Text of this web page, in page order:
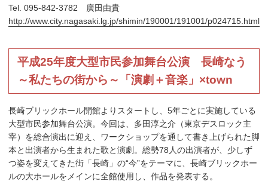
Tel. 095-842-3782 廣田由貴
http://www.city.nagasaki.lg.jp/shimin/190001/191001/p024715.html
平成25年度大型市民参加舞台公演 長崎なう
～私たちの街から～「演劇＋音楽」×town
長崎ブリックホール開館よりスタートし、5年ごとに実施している
大型市民参加舞台公演。今回は、多田淳之介（東京デスロック主
宰）を総合演出に迎え、ワークショップを通して書き上げられた脚
本と出演者から生まれた歌と演劇。総勢78人の出演者が、少しず
つ姿を変えてきた街「長崎」の“今”をテーマに、長崎ブリックホー
ルの大ホールをメインに全館使用し、作品を発表する。